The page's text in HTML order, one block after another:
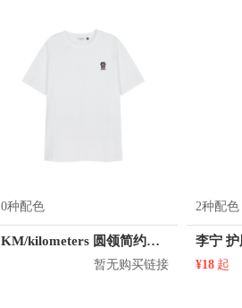
0种配色
KM/kilometers 圆领简约短袖T恤 M2X2108073
暂无购买链接
2种配色
李宁
¥18 起